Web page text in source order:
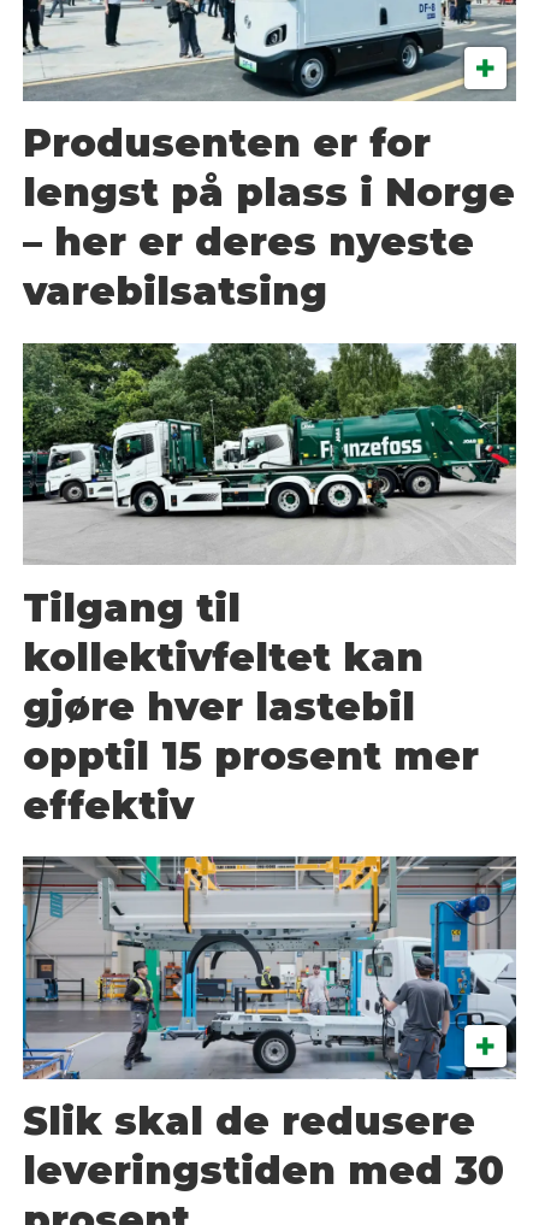
Produsenten er for
lengst på plass i Norge
– her er deres nyeste
varebilsatsing
Tilgang til
kollektivfeltet kan
gjøre hver lastebil
opptil 15 prosent mer
effektiv
Slik skal de redusere
leveringstiden med 30